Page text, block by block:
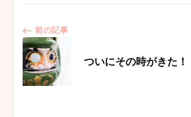
投
稿
ナ
前の記事
ついにその時がきた！